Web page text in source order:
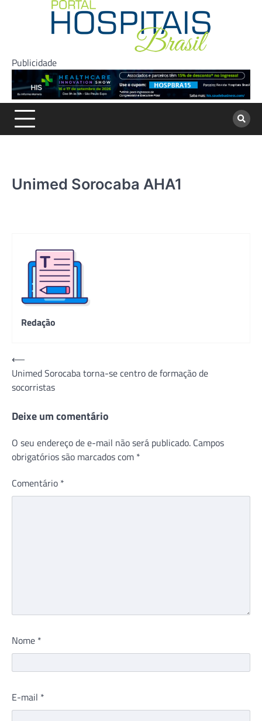
Publicidade
Unimed Sorocaba AHA1
Redação
Navegação
de
Post
⟵
Unimed Sorocaba torna-se centro de formação de
socorristas
Deixe um comentário
O seu endereço de e-mail não será publicado. Campos
obrigatórios são marcados com *
Comentário *
Nome *
E-mail *